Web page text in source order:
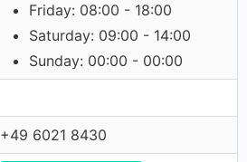
Friday: 08:00 - 18:00
Saturday: 09:00 - 14:00
Sunday: 00:00 - 00:00
+49 6021 8430